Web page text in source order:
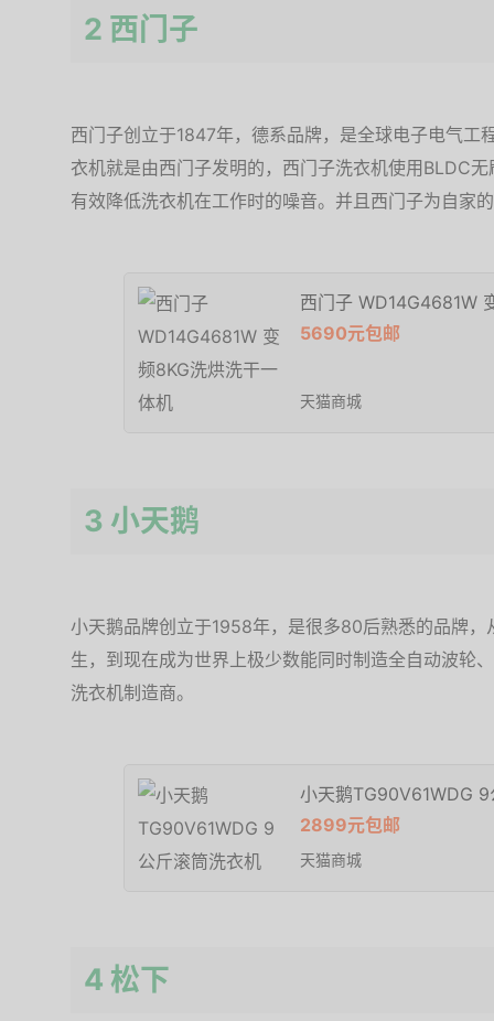
2 西门子
西门子创立于1847年，德系品牌，是全球电子电气工
衣机就是由西门子发明的，西门子洗衣机使用BLDC
有效降低洗衣机在工作时的噪音。并且西门子为自家
西门子 WD14G4681W
5690元包邮
天猫商城
3 小天鹅
小天鹅品牌创立于1958年，是很多80后熟悉的品牌
生，到现在成为世界上极少数能同时制造全自动波轮
洗衣机制造商。
小天鹅TG90V61WDG
2899元包邮
天猫商城
4 松下